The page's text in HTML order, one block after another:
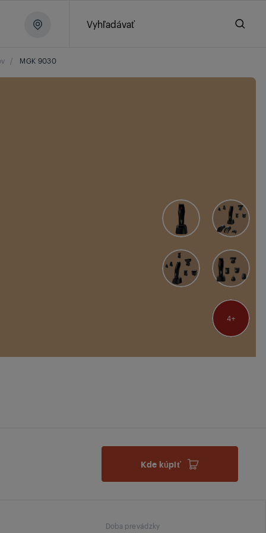
Vyhľadávať
/ MGK 9030
4
Kde kúpiť
Doba prevádzky